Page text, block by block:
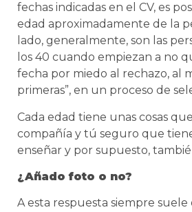
fechas indicadas en el CV, es
edad aproximadamente de la
lado, generalmente, son las
los 40 cuando empiezan a no
fecha por miedo al rechazo, al
primeras”, en un proceso de
Cada edad tiene unas cosas
compañía y tú seguro que
enseñar y por supuesto,
¿Añado foto o no?
A esta respuesta siempre